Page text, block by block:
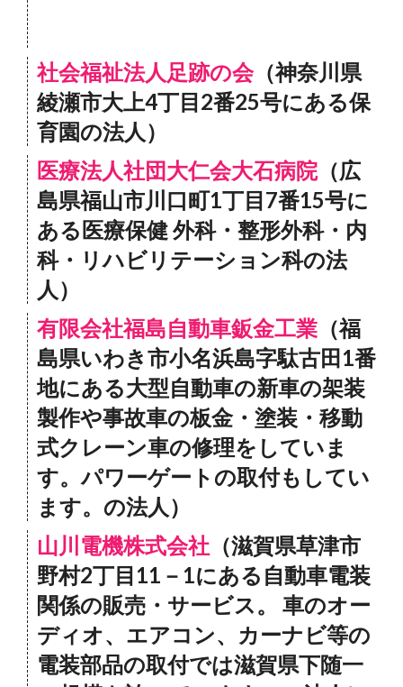
社会福祉法人足跡の会（神奈川県
綾瀬市大上4丁目2番25号にある保
育園の法人）
医療法人社団大仁会大石病院（広
島県福山市川口町1丁目7番15号に
ある医療保健 外科・整形外科・内
科・リハビリテーション科の法
人）
有限会社福島自動車鈑金工業 （福
島県いわき市小名浜島字駄古田1番
地にある大型自動車の新車の架装
製作や事故車の板金・塗装・移動
式クレーン車の修理をしていま
す。パワーゲートの取付もしてい
ます。の法人）
山川電機株式会社 （滋賀県草津市
野村2丁目11－1にある自動車電装
関係の販売・サービス。 車のオー
ディオ、エアコン、カーナビ等の
電装部品の取付では滋賀県下随一